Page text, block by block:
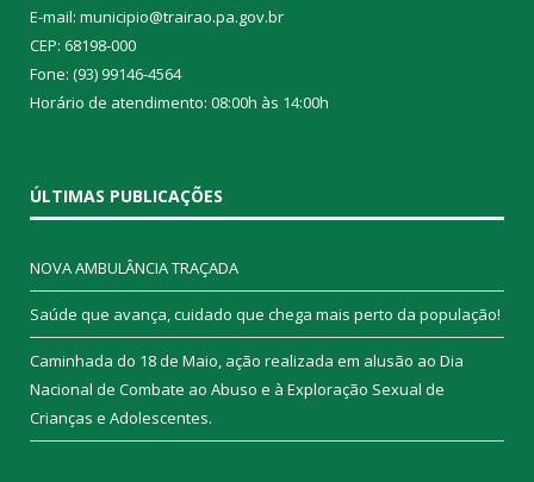
E-mail: municipio@trairao.pa.gov.br
CEP: 68198-000
Fone: (93) 99146-4564
Horário de atendimento: 08:00h às 14:00h
ÚLTIMAS PUBLICAÇÕES
NOVA AMBULÂNCIA TRAÇADA
Saúde que avança, cuidado que chega mais perto da população!
Caminhada do 18 de Maio, ação realizada em alusão ao Dia
Nacional de Combate ao Abuso e à Exploração Sexual de
Crianças e Adolescentes.